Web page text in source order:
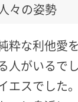
々の姿勢
粋な利他愛
人がいるで
エスでした